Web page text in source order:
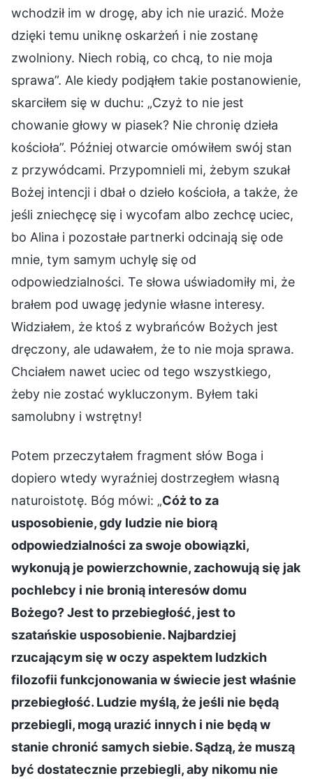
wchodził im w drogę, aby ich nie urazić. Może
dzięki temu uniknę oskarżeń i nie zostanę
zwolniony. Niech robią, co chcą, to nie moja
sprawa”. Ale kiedy podjąłem takie postanowienie,
skarciłem się w duchu: „Czyż to nie jest
chowanie głowy w piasek? Nie chronię dzieła
kościoła”. Później otwarcie omówiłem swój stan
z przywódcami. Przypomnieli mi, żebym szukał
Bożej intencji i dbał o dzieło kościoła, a także, że
jeśli zniechęcę się i wycofam albo zechcę uciec,
bo Alina i pozostałe partnerki odcinają się ode
mnie, tym samym uchylę się od
odpowiedzialności. Te słowa uświadomiły mi, że
brałem pod uwagę jedynie własne interesy.
Widziałem, że ktoś z wybrańców Bożych jest
dręczony, ale udawałem, że to nie moja sprawa.
Chciałem nawet uciec od tego wszystkiego,
żeby nie zostać wykluczonym. Byłem taki
samolubny i wstrętny!
Potem przeczytałem fragment słów Boga i
dopiero wtedy wyraźniej dostrzegłem własną
naturoistotę. Bóg mówi: „Cóż to za
usposobienie, gdy ludzie nie biorą
odpowiedzialności za swoje obowiązki,
wykonują je powierzchownie, zachowują się jak
pochlebcy i nie bronią interesów domu
Bożego? Jest to przebiegłość, jest to
szatańskie usposobienie. Najbardziej
rzucającym się w oczy aspektem ludzkich
filozofii funkcjonowania w świecie jest właśnie
przebiegłość. Ludzie myślą, że jeśli nie będą
przebiegli, mogą urazić innych i nie będą w
stanie chronić samych siebie. Sądzą, że muszą
być dostatecznie przebiegli, aby nikomu nie